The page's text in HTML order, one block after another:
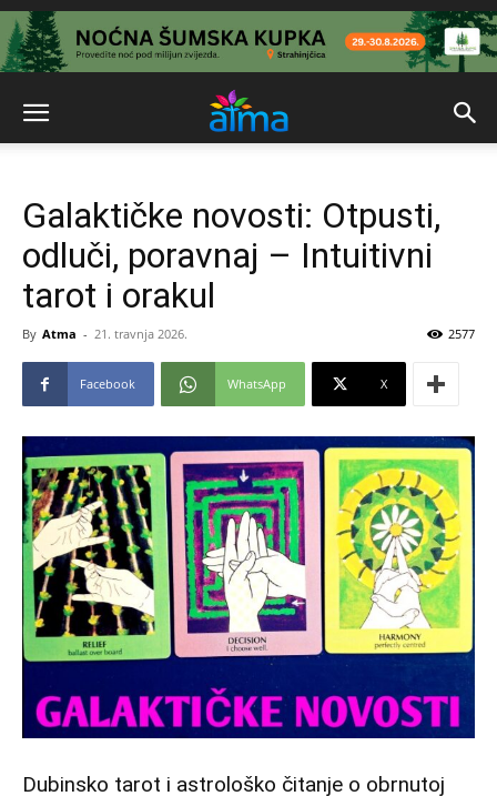
Galaktičke novosti: Otpusti,
odluči, poravnaj – Intuitivni
tarot i orakul
By Atma - 21. travnja 2026. 2577
Facebook WhatsApp X
Dubinsko tarot i astrološko čitanje o obrnutoj